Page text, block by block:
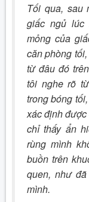
Tối qua, sau
giấc ngủ lúc
mỏng của
căn phòng
từ đâu đó
tôi nghe rõ
trong bóng
xác định
chỉ thấy ẩn
rùng mình
buồn trên
quen, như
mình.